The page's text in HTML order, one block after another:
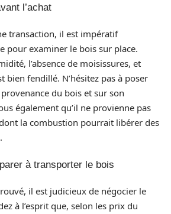
l’achat
transaction, il est impératif
pour examiner le bois sur place.
l’absence de moisissures, et
bien fendillé. N’hésitez pas à poser
du bois et sur son
également qu’il ne provienne pas
la combustion pourrait libérer des
à transporter le bois
il est judicieux de négocier le
à l’esprit que, selon les prix du